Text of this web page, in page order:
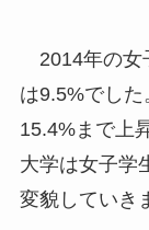
2014年の女
は9.5%でし
15.4%まで上
大学は女子学
変貌していき